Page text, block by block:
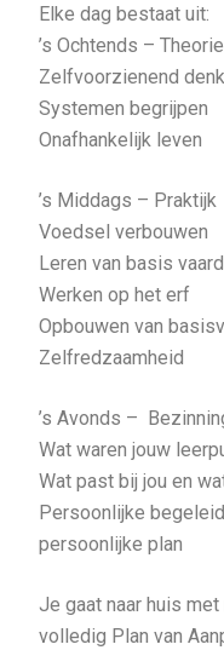
Elke dag bestaat uit:
’s Ochtends –
Zelfvoorzienend
Systemen begrijpen
Onafhankelijk leven
’s Middags – Praktijk
Voedsel verbouwen
Leren van basis
Werken op het erf
Opbouwen van
Zelfredzaamheid
’s Avonds –
Wat waren jouw
Wat past bij jou en
Persoonlijke
persoonlijke plan
Je gaat naar huis
volledig Plan van